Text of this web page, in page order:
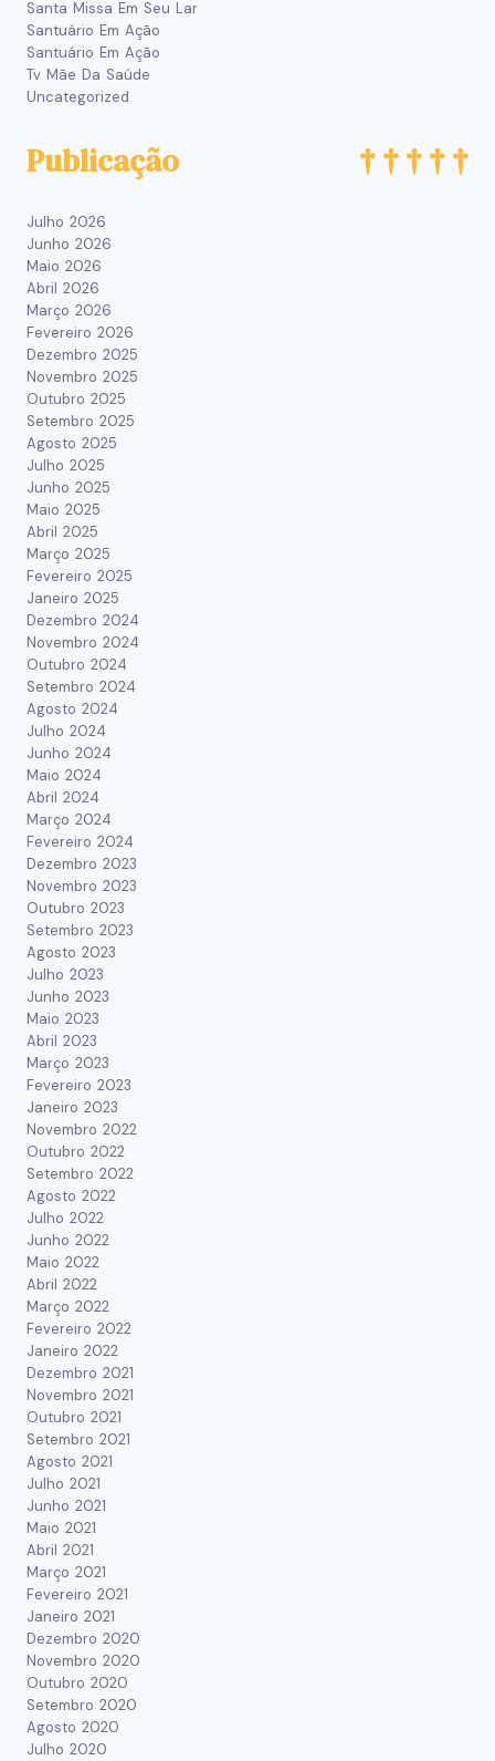
Santa Missa Em Seu Lar
Santuário Em Ação
Santuário Em Ação
Tv Mãe Da Saúde
Uncategorized
Publicação
Julho 2026
Junho 2026
Maio 2026
Abril 2026
Março 2026
Fevereiro 2026
Dezembro 2025
Novembro 2025
Outubro 2025
Setembro 2025
Agosto 2025
Julho 2025
Junho 2025
Maio 2025
Abril 2025
Março 2025
Fevereiro 2025
Janeiro 2025
Dezembro 2024
Novembro 2024
Outubro 2024
Setembro 2024
Agosto 2024
Julho 2024
Junho 2024
Maio 2024
Abril 2024
Março 2024
Fevereiro 2024
Dezembro 2023
Novembro 2023
Outubro 2023
Setembro 2023
Agosto 2023
Julho 2023
Junho 2023
Maio 2023
Abril 2023
Março 2023
Fevereiro 2023
Janeiro 2023
Novembro 2022
Outubro 2022
Setembro 2022
Agosto 2022
Julho 2022
Junho 2022
Maio 2022
Abril 2022
Março 2022
Fevereiro 2022
Janeiro 2022
Dezembro 2021
Novembro 2021
Outubro 2021
Setembro 2021
Agosto 2021
Julho 2021
Junho 2021
Maio 2021
Abril 2021
Março 2021
Fevereiro 2021
Janeiro 2021
Dezembro 2020
Novembro 2020
Outubro 2020
Setembro 2020
Agosto 2020
Julho 2020